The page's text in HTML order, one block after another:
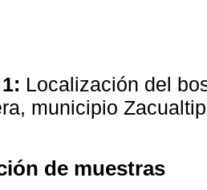
Localización del
municipio
de muestras